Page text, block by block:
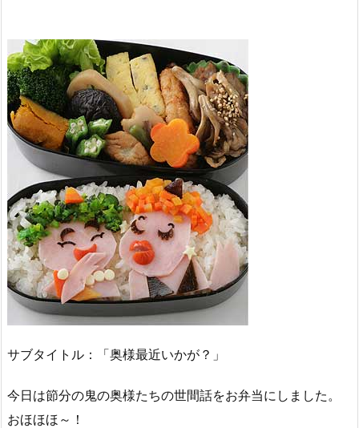
サブタイトル：「奥様最近いかが？」
今日は節分の鬼の奥様たちの世間話をお弁当にしました。
おほほほ～！